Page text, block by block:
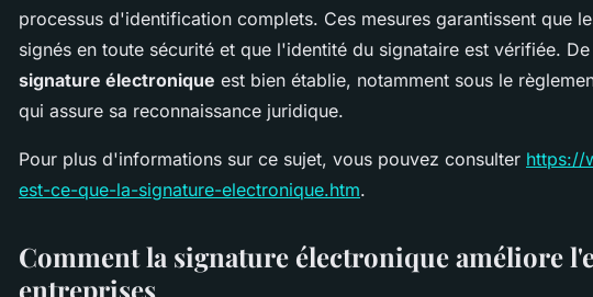
processus d'identification complets. Ces mesures garantissent que
signés en toute sécurité et que l'identité du signataire est vérifiée.
signature électronique est bien établie, notamment sous le
qui assure sa reconnaissance juridique.
Pour plus d'informations sur ce sujet, vous pouvez consulter https://
est-ce-que-la-signature-electronique.htm.
Comment la signature électronique améliore
entreprises